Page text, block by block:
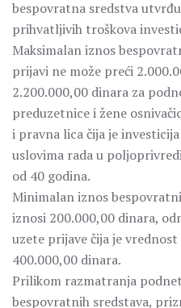
bespovratna sredstva
prihvatljivih troškova
Maksimalan iznos
prijavi ne može preći
2.200.000,00 dinara za
preduzetnice i žene
i pravna lica čija je
uslovima rada u
od 40 godina.
Minimalan iznos
iznosi 200.000,00 dinara,
uzete prijave čija je
400.000,00 dinara.
Prilikom razmatranja
bespovratnih sredstava,